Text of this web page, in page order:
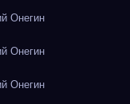
Онегин
Онегин
Онегин